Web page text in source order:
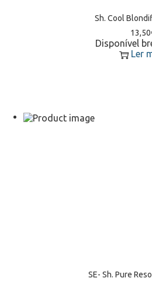
Sh. Cool
13,50
Disponível
Ler
SE- Sh. Pure